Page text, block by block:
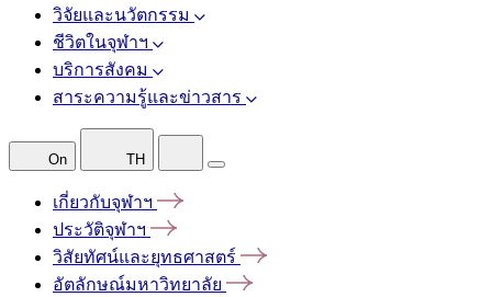
วิจัยและนวัตกรรม
ชีวิตในจุฬาฯ
บริการสังคม
สาระความรู้และข่าวสาร
On TH
เกี่ยวกับจุฬาฯ
ประวัติจุฬาฯ
วิสัยทัศน์และยุทธศาสตร์
อัตลักษณ์มหาวิทยาลัย